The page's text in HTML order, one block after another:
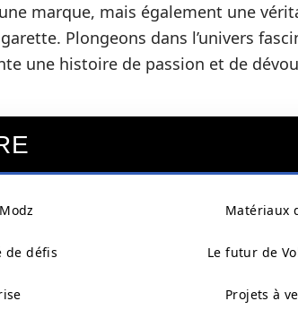
marque, mais également une
Plongeons dans l’univers
une histoire de passion et de
de défis
Matériaux
Le futur de
Projets à